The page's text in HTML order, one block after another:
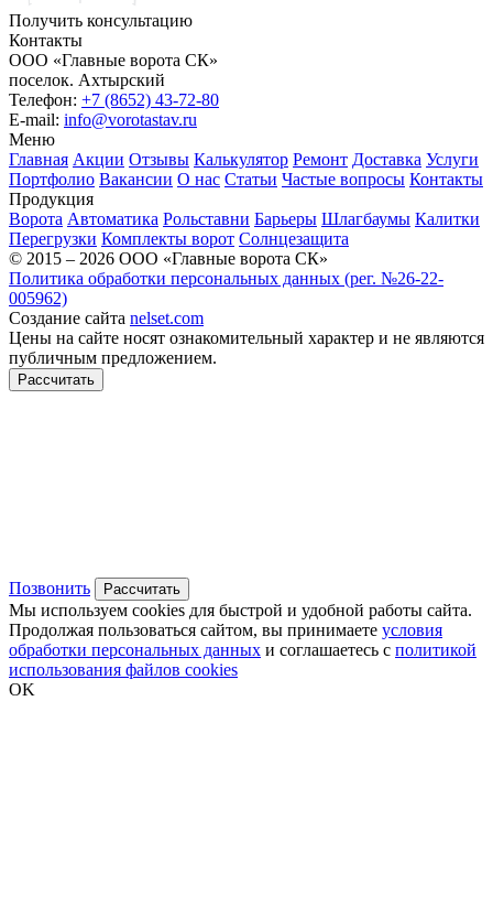
Получить консультацию
Контакты
ООО «Главные ворота СК»
поселок. Ахтырский
Телефон: +7 (8652) 43-72-80
E-mail: info@vorotastav.ru
Меню
Главная Акции Отзывы Калькулятор Ремонт Доставка Услуги
Портфолио Вакансии О нас Статьи Частые вопросы Контакты
Продукция
Ворота Автоматика Рольставни Барьеры Шлагбаумы Калитки
Перегрузки Комплекты ворот Солнцезащита
© 2015 – 2026 ООО «Главные ворота СК»
Политика обработки персональных данных (рег. №26-22-
005962)
Создание сайта nelset.com
Цены на сайте носят ознакомительный характер и не являются
публичным предложением.
Рассчитать
Позвонить Рассчитать
Мы используем cookies для быстрой и удобной работы сайта.
Продолжая пользоваться сайтом, вы принимаете условия
обработки персональных данных и соглашаетесь с политикой
использования файлов cookies
OK